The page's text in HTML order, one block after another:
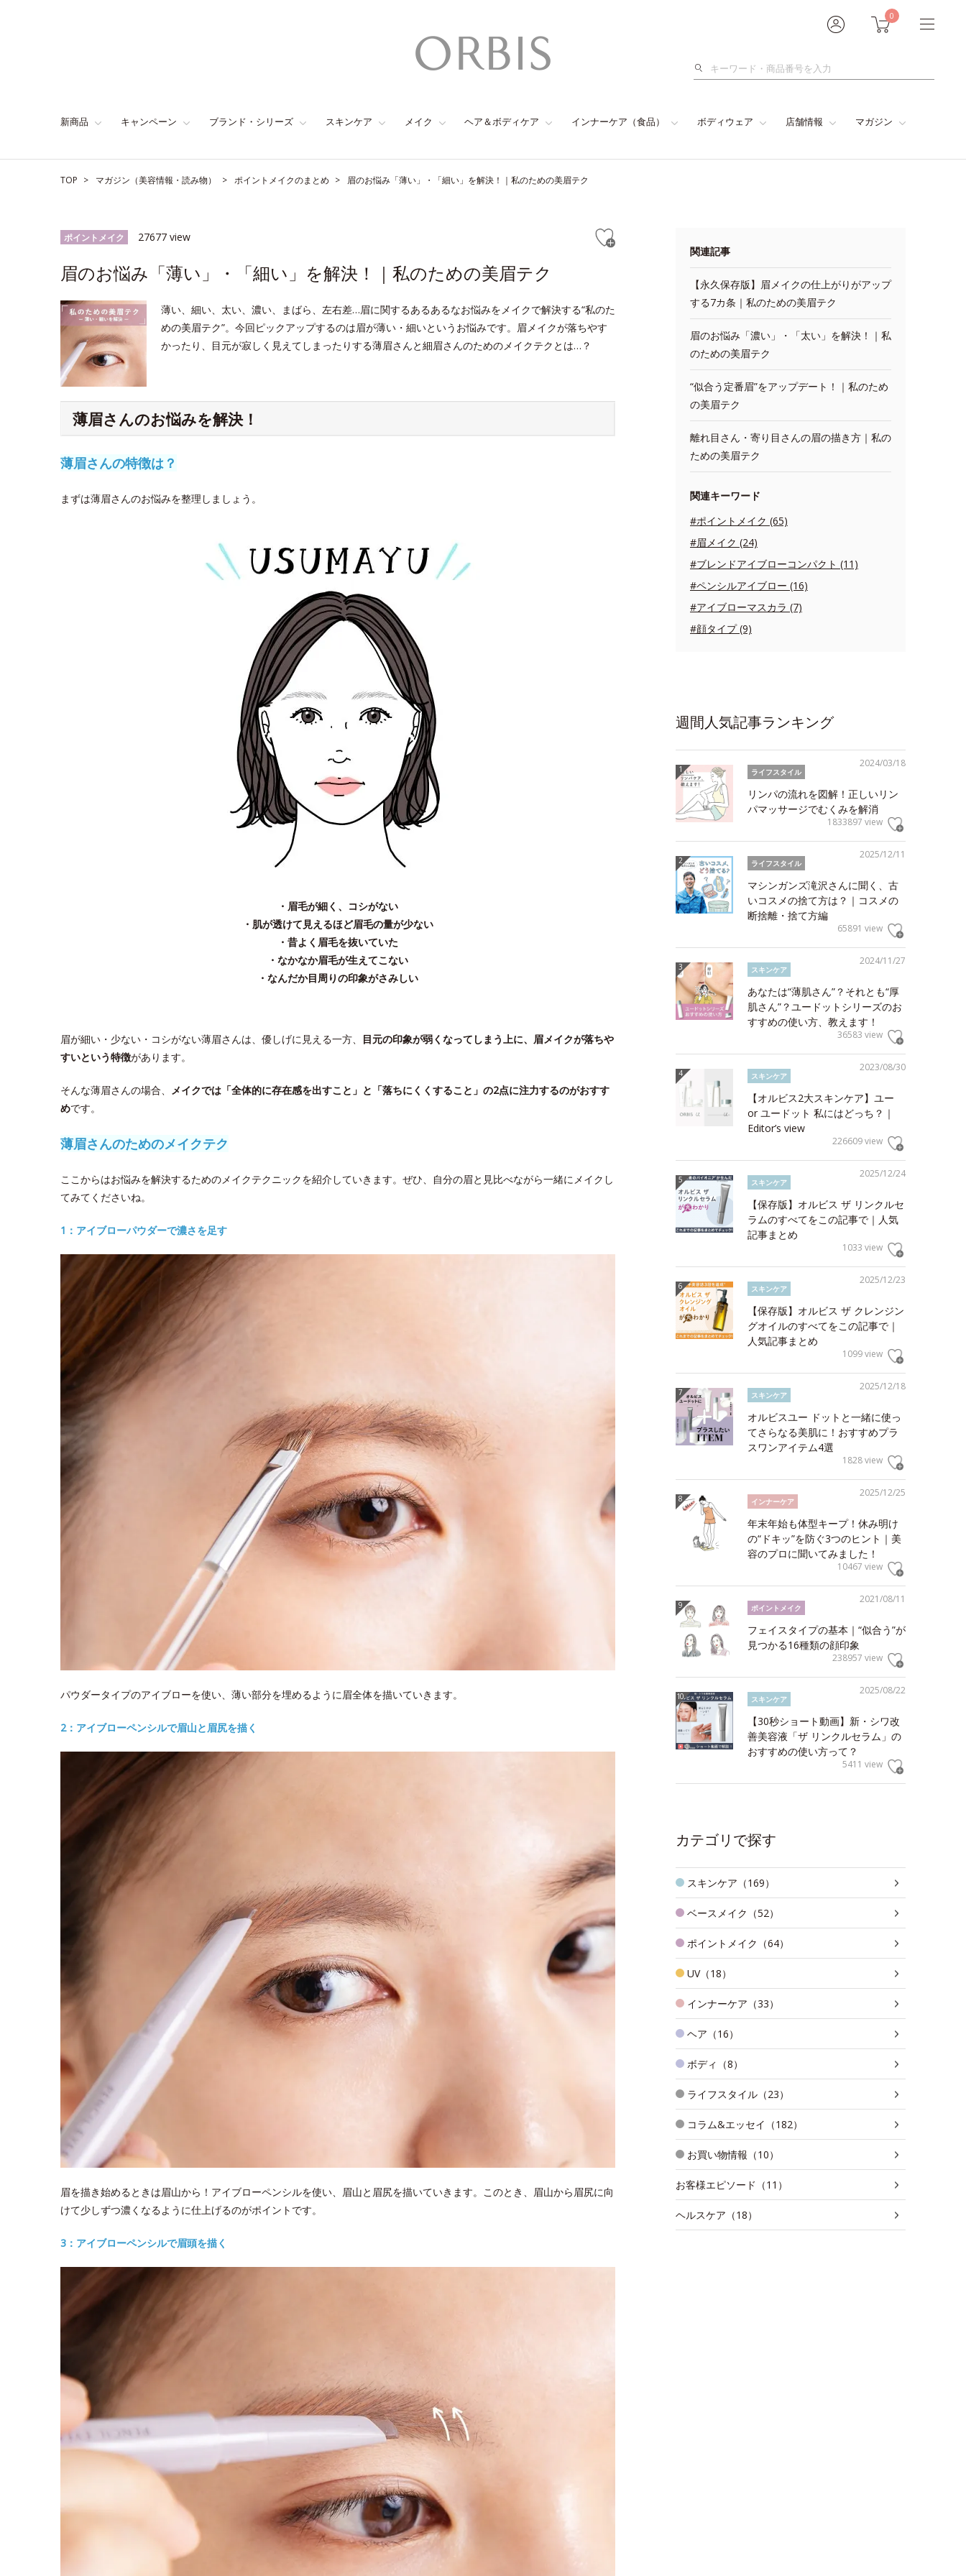
0
検
新商品 キャンペーン ブランド・シリーズ スキンケア メイク ヘア＆ボディケア インナーケア（食品） ボディウェア 店舗情報 マガジン
TOP マガジン（美容情報・読み物） ポイントメイクのまとめ 眉のお悩み「薄い」・「細い」を解決！｜私のための美眉テク
ポイントメイク 27677 view
眉のお悩み「薄い」・「細い」を解決！｜私のための美眉テク
薄い、細い、太い、濃い、まばら、左右差…眉に関するあるあるなお悩みをメイクで解決する“私のた
めの美眉テク”。今回ピックアップするのは眉が薄い・細いというお悩みです。眉メイクが落ちやす
かったり、目元が寂しく見えてしまったりする薄眉さんと細眉さんのためのメイクテクとは…？
薄眉さんのお悩みを解決！
薄眉さんの特徴は？
まずは薄眉さんのお悩みを整理しましょう。
・眉毛が細く、コシがない
・肌が透けて見えるほど眉毛の量が少ない
・昔よく眉毛を抜いていた
・なかなか眉毛が生えてこない
・なんだか目周りの印象がさみしい
眉が細い・少ない・コシがない薄眉さんは、優しげに見える一方、
目元の印象が弱くなってしまう上に、眉メイクが落ちや
すいという特徴があります。
そんな薄眉さんの場合、 メイクでは「全体的に存在感を出すこと」と「落ちにくくすること」の2点に注力するのがおすす
めです。
薄眉さんのためのメイクテク
ここからはお悩みを解決するためのメイクテクニックを紹介していきます。ぜひ、自分の眉と見比べながら一緒にメイクし
てみてくださいね。
1：アイブローパウダーで濃さを足す
パウダータイプのアイブローを使い、薄い部分を埋めるように眉全体を描いていきます。
2：アイブローペンシルで眉山と眉尻を描く
眉を描き始めるときは眉山から！アイブローペンシルを使い、眉山と眉尻を描いていきます。このとき、眉山から眉尻に向
けて少しずつ濃くなるように仕上げるのがポイントです。
3：アイブローペンシルで眉頭を描く
関連記事
【永久保存版】眉メイクの仕上がりがアップ
する7カ条｜私のための美眉テク
眉のお悩み「濃い」・「太い」を解決！｜私
のための美眉テク
“似合う定番眉”をアップデート！｜私のため
の美眉テク
離れ目さん・寄り目さんの眉の描き方｜私の
ための美眉テク
関連キーワード
#ポイントメイク (65)
#眉メイク (24)
#ブレンドアイブローコンパクト (11)
#ペンシルアイブロー (16)
#アイブローマスカラ (7)
#顔タイプ (9)
週間人気記事ランキング
2024/03/18
ライフスタイル
リンパの流れを図解！正しいリン
パマッサージでむくみを解消
1833897 view
2025/12/11
ライフスタイル
マシンガンズ滝沢さんに聞く、古
いコスメの捨て方は？｜コスメの
断捨離・捨て方編
65891 view
2024/11/27
スキンケア
あなたは“薄肌さん”？それとも“厚
肌さん”？ユードットシリーズのお
すすめの使い方、教えます！
36583 view
2023/08/30
スキンケア
【オルビス2大スキンケア】ユー
or ユードット 私にはどっち？｜
Editor’s view
226609 view
2025/12/24
スキンケア
【保存版】オルビス ザ リンクルセ
ラムのすべてをこの記事で｜人気
記事まとめ
1033 view
2025/12/23
スキンケア
【保存版】オルビス ザ クレンジン
グオイルのすべてをこの記事で｜
人気記事まとめ
1099 view
2025/12/18
スキンケア
オルビスユー ドットと一緒に使っ
てさらなる美肌に！おすすめプラ
スワンアイテム4選
1828 view
2025/12/25
インナーケア
年末年始も体型キープ！休み明け
の“ドキッ”を防ぐ3つのヒント｜美
容のプロに聞いてみました！
10467 view
2021/08/11
ポイントメイク
フェイスタイプの基本｜“似合う”が
見つかる16種類の顔印象
238957 view
2025/08/22
スキンケア
【30秒ショート動画】新・シワ改
善美容液「ザ リンクルセラム」の
おすすめの使い方って？
5411 view
カテゴリで探す
スキンケア（169）
ベースメイク（52）
ポイントメイク（64）
UV（18）
インナーケア（33）
ヘア（16）
ボディ（8）
ライフスタイル（23）
コラム&エッセイ（182）
お買い物情報（10）
お客様エピソード（11）
ヘルスケア（18）